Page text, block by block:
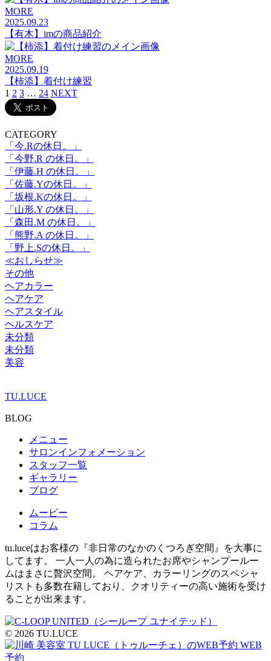
MORE
2025.09.23
【有木】imの商品紹介
MORE
2025.09.19
【柿添】着付け練習
1 2 3 … 24 NEXT
CATEGORY
「今.Rの休日。」
「今野.R の休日。」
「伊藤.H の休日。」
「佐藤.Yの休日。」
「坂根.Kの休日。」
「山形.Y の休日。」
「森田.M の休日。」
「熊野.A の休日。」
「野上.Sの休日。」
≪おしらせ≫
その他
ヘアカラー
ヘアケア
ヘアスタイル
ヘルスケア
未分類
未分類
美容
TU.LUCE
BLOG
メニュー
サロンインフォメーション
スタッフ一覧
ギャラリー
ブログ
ムービー
コラム
tu.luceはお客様の『非日常のなかのくつろぎ空間』を大事に
してます。 一人一人の為に造られたお席やシャンプールー
ムはまさに贅沢空間。 ヘアケア、カラーリングのスペシャ
リストも多数在籍しており、クオリティーの高い施術を受け
ることが出来ます。
© 2026 TU.LUCE
WEB
予約